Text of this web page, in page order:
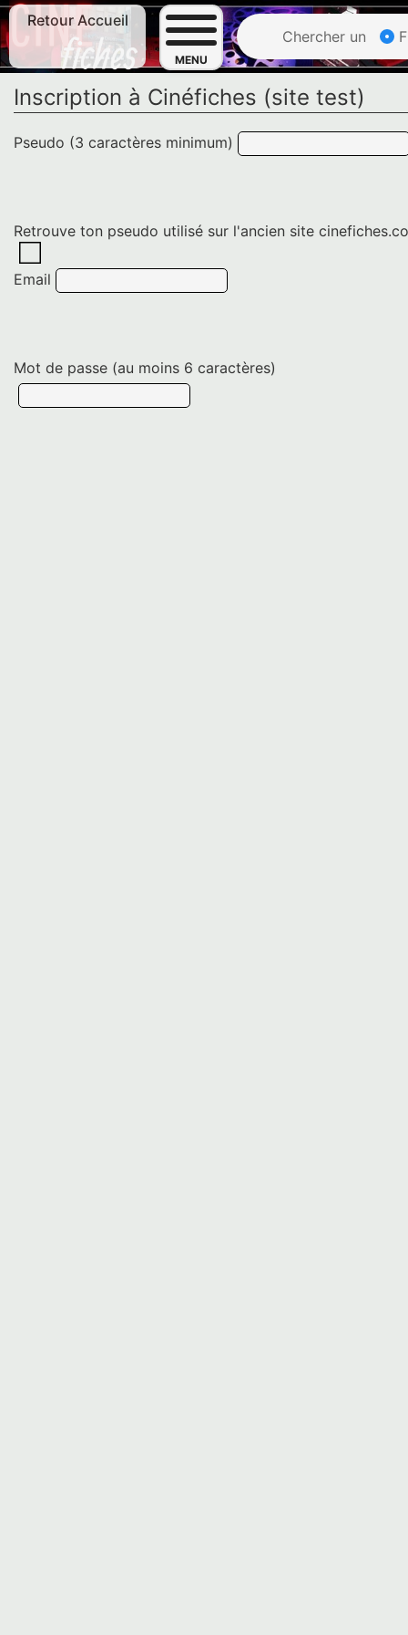
Retour Accueil
MENU
Chercher un
Inscription à Cinéfiches (site test)
Pseudo (3 caractères minimum)
Retrouve ton pseudo utilisé sur l'ancien site
Email
Mot de passe (au moins 6 caractères)